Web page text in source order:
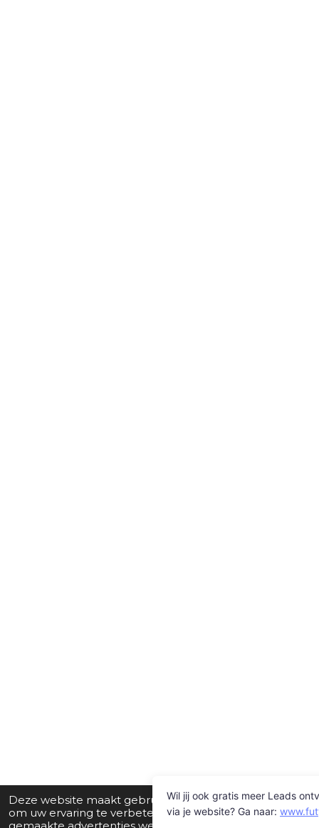
Deze website maakt gebruik van cookies
om uw ervaring te verbeteren en op maat